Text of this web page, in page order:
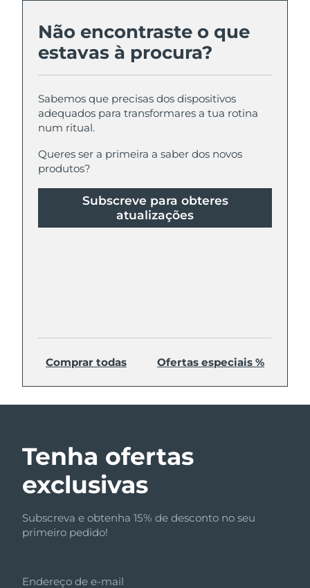
Não encontraste o que
estavas à procura?
Sabemos que precisas dos dispositivos
adequados para transformares a tua rotina
num ritual.
Queres ser a primeira a saber dos novos
produtos?
Subscreve para obteres
atualizações
Comprar todas Ofertas especiais %
Tenha ofertas
exclusivas
Subscreva e obtenha 15% de desconto no seu
primeiro pedido!
Endereço de e-mail